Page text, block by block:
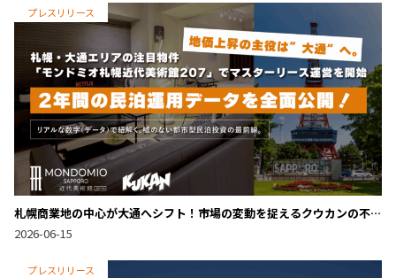
プレスリリース
札幌商業地の中心が大通へシフト！市場の変動を捉えるクウカンの不
動産投資戦略
2026-06-15
プレスリリース